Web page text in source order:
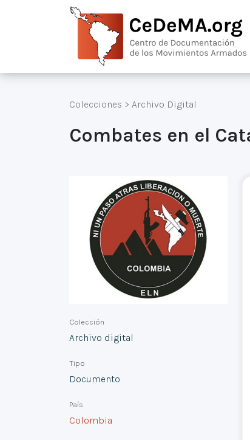
Colecciones > Archivo Digital
Combates en el
Colección
Archivo digital
Tipo
Documento
País
Colombia